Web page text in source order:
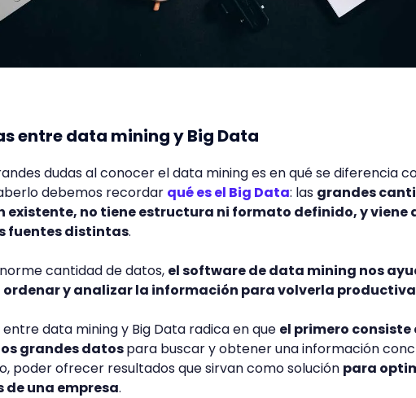
entre data mining y Big Data
dudas al conocer el data mining es en qué se diferencia
debemos recordar qué es el Big Data: las grandes
existente, no tiene estructura ni formato definido, y viene
fuentes distintas.
cantidad de datos, el software de data mining nos
y analizar la información para volverla productiva
entre data mining y Big Data radica en que el primero consiste
grandes datospara buscar y obtener una información
poder ofrecer resultados que sirvan como solución para
una empresa.